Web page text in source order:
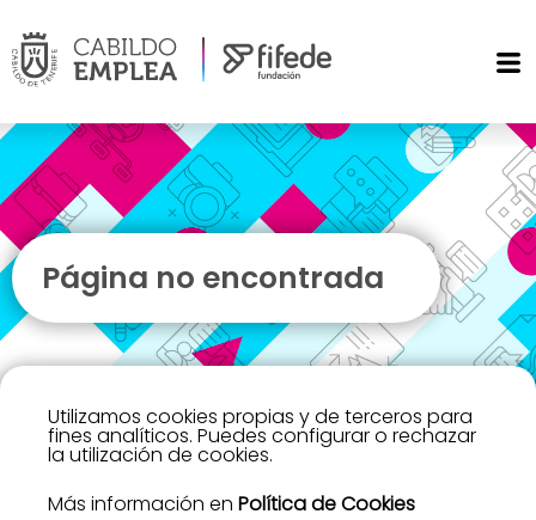
Página no encontrada
Utilizamos cookies propias y de terceros para
fines analíticos. Puedes configurar o rechazar
la utilización de cookies.
Más información en Política de Cookies